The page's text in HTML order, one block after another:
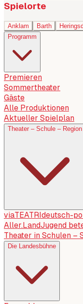
Spielorte
Anklam Barth
Programm
Premieren
Sommertheater
Gäste
Alle Produktionen
Aktueller Spielplan
Theater – Schule – Region
viaTEATRI deutsch-
Aller.LandJugend
Theater in Schulen –
Die Landesbühne